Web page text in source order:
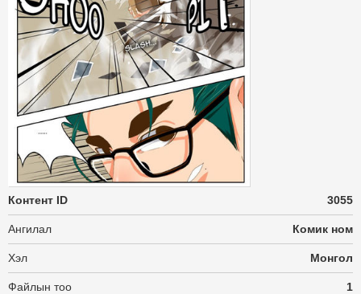
Контент ID 3055
Ангилал Комик ном
Хэл Монгол
Файлын тоо 1